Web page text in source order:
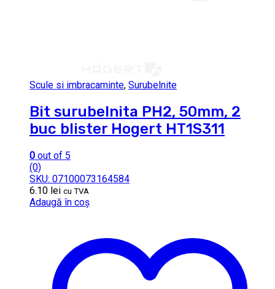
Scule si imbracaminte, Surubelnite
Bit surubelnita PH2, 50mm, 2
buc blister Hogert HT1S311
0 out of 5
(0)
SKU: 07100073164584
6.10 lei cu TVA
Adaugă în coș